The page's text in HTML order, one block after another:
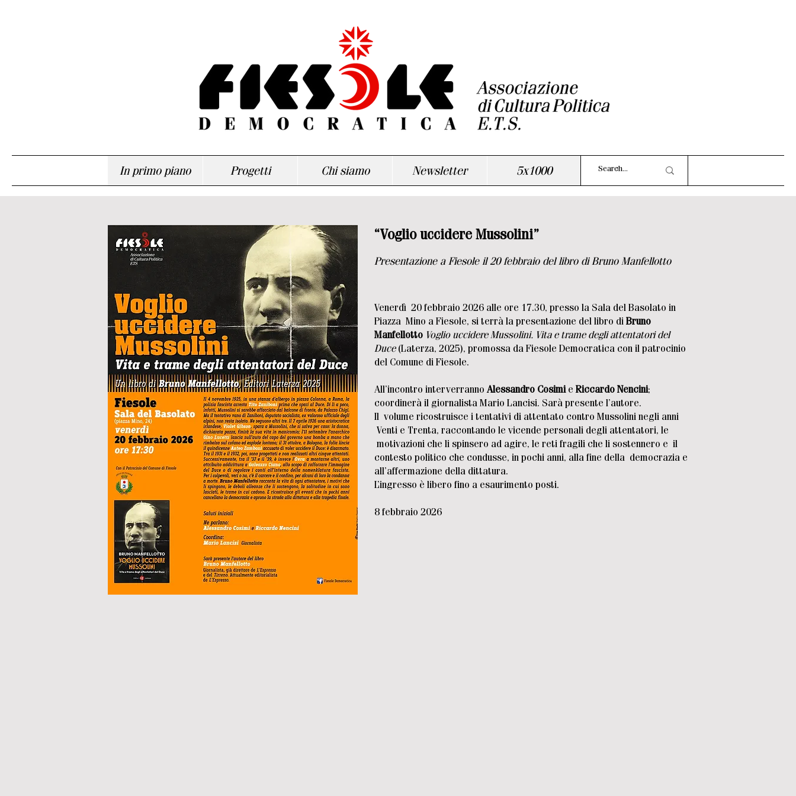
In primo piano Progetti Chi siamo Newsletter 5x1000
“Voglio uccidere Mussolini”
Presentazione a Fiesole il 20 febbraio del libro di Bruno Manfellotto
Venerdì 20 febbraio 2026 alle ore 17.30, presso la Sala del Basolato in
Piazza Mino a Fiesole, si terrà la presentazione del libro di Bruno
Manfellotto Voglio uccidere Mussolini. Vita e trame degli attentatori del
Duce(Laterza, 2025), promossa da Fiesole Democratica con il patrocinio
del Comune di Fiesole.
All’incontro interverrannoAlessandro Cosimi e Riccardo Nencini;
coordinerà il giornalista Mario Lancisi. Sarà presente l’autore.
Il volume ricostruisce i tentativi di attentato contro Mussolini negli anni
Venti e Trenta, raccontando le vicende personali degli attentatori, le
motivazioni che li spinsero ad agire, le reti fragili che li sostennero e il
contesto politico che condusse, in pochi anni, alla fine della democrazia e
all’affermazione della dittatura.
L’ingresso è libero fino a esaurimento posti.
8 febbraio 2026​